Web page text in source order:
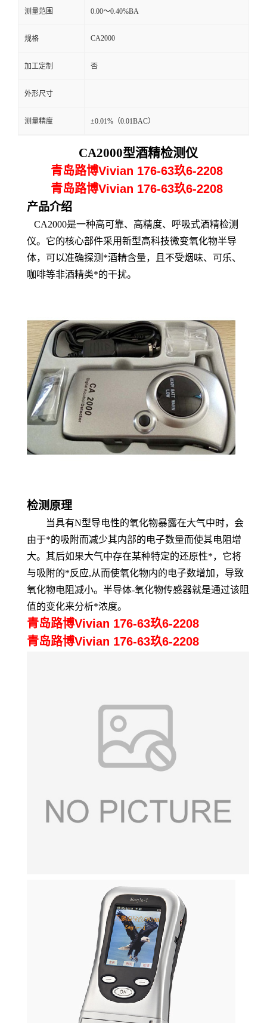
言
测量范围 0.00～0.40%BA
规格 CA2000
加工定制 否
外形尺寸
测量精度 ±0.01%（0.01BAC）
CA2000型酒精检测仪
青岛路博Vivian 176-63玖6-2208
青岛路博Vivian 176-63玖6-2208
产品介绍
CA2000是一种高可靠、高精度、呼吸式酒精检测
仪。它的核心部件采用新型高科技微变氧化物半导
体，可以准确探测*酒精含量，且不受烟味、可乐、
咖啡等非酒精类*的干扰。
检测原理
当具有N型导电性的氧化物暴露在大气中时，会
由于*的吸附而减少其内部的电子数量而使其电阻增
大。其后如果大气中存在某种特定的还原性*，它将
与吸附的*反应,从而使氧化物内的电子数增加，导致
氧化物电阻减小。半导体-氧化物传感器就是通过该阻
值的变化来分析*浓度。
青岛路博Vivian 176-63玖6-2208
青岛路博Vivian 176-63玖6-2208